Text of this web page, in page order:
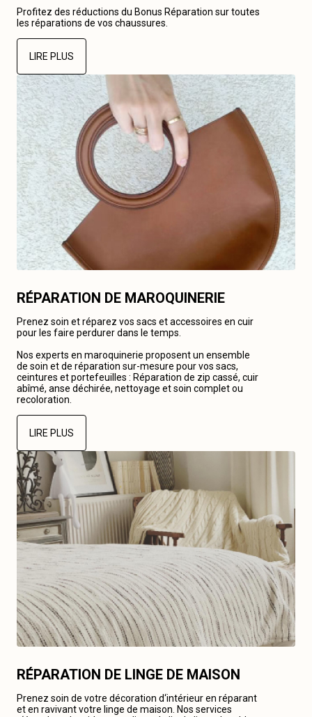
Profitez des réductions du Bonus Réparation sur toutes
les réparations de vos chaussures.
LIRE PLUS
RÉPARATION DE MAROQUINERIE
Prenez soin et réparez vos sacs et accessoires en cuir
pour les faire perdurer dans le temps.
Nos experts en maroquinerie proposent un ensemble
de soin et de réparation sur-mesure pour vos sacs,
ceintures et portefeuilles : Réparation de zip cassé, cuir
abîmé, anse déchirée, nettoyage et soin complet ou
recoloration.
LIRE PLUS
RÉPARATION DE LINGE DE MAISON
Prenez soin de votre décoration d‘intérieur en réparant
et en ravivant votre linge de maison. Nos services